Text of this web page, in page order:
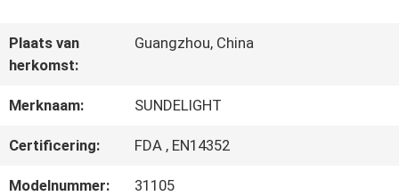
OVER
ONS
Plaats van
herkomst:
Guangzhou, China
Merknaam: SUNDELIGHT
Certificering: FDA , EN14352
Modelnummer: 31105